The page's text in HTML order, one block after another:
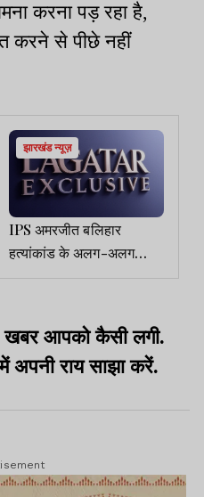
करना पड़ रहा है,
करने से पीछे नहीं
झारखंड न्यूज़
IPS अमरजीत बलिहार
हत्यांकांड के अलग-अलग
फैसले पर चीफ जस्टिस अपने
आपको कैसी लगी.
अपनी राय साझा करें.